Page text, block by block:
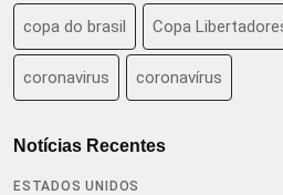
copa do brasil Copa
coronavirus coronavírus
Notícias Recentes
ESTADOS UNIDOS